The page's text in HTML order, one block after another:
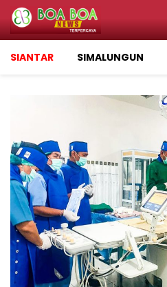
SIANTAR SIMALUNGUN